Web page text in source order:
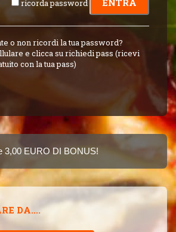
ricorda password
o non ricordi la tua password?
e clicca su richiedi pass (ricevi
con la tua pass)
EURO DI BONUS!
8 PUNTI 3,00
DA....